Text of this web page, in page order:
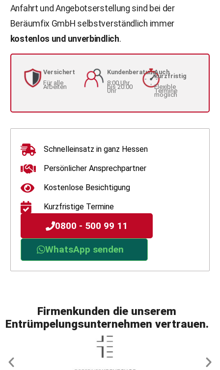
Anfahrt und Angebotserstellung sind bei der
Beräumfix GmbH selbstverständlich immer
kostenlos und unverbindlich.
Versichert
Für alle
Arbeiten
Kundenberatung
8:00 Uhr
bis 20:00
Uhr
Auch
kurzfristig
Flexible
Termine
möglich
Schnelleinsatz in ganz Hessen
Persönlicher Ansprechpartner
Kostenlose Besichtigung
Kurzfristige Termine
0800 - 500 99 11
WhatsApp senden
Firmenkunden die unserem
Entrümpelungsunternehmen vertrauen.